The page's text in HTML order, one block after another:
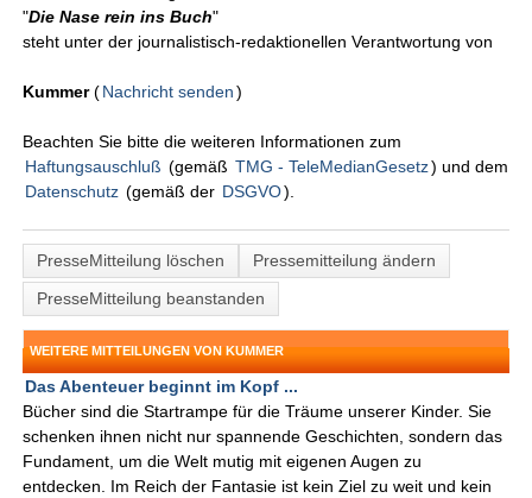
"Die Nase rein ins Buch"
steht unter der journalistisch-redaktionellen Verantwortung von
Kummer(Nachricht senden )
Beachten Sie bitte die weiteren Informationen zum
Haftungsauschluß (gemäß TMG - TeleMedianGesetz) und dem
Datenschutz (gemäß der DSGVO).
PresseMitteilung löschen
Pressemitteilung ändern
PresseMitteilung beanstanden
WEITERE MITTEILUNGEN VON KUMMER
Das Abenteuer beginnt im Kopf ...
Bücher sind die Startrampe für die Träume unserer Kinder. Sie
schenken ihnen nicht nur spannende Geschichten, sondern das
Fundament, um die Welt mutig mit eigenen Augen zu
entdecken. Im Reich der Fantasie ist kein Ziel zu weit und kein